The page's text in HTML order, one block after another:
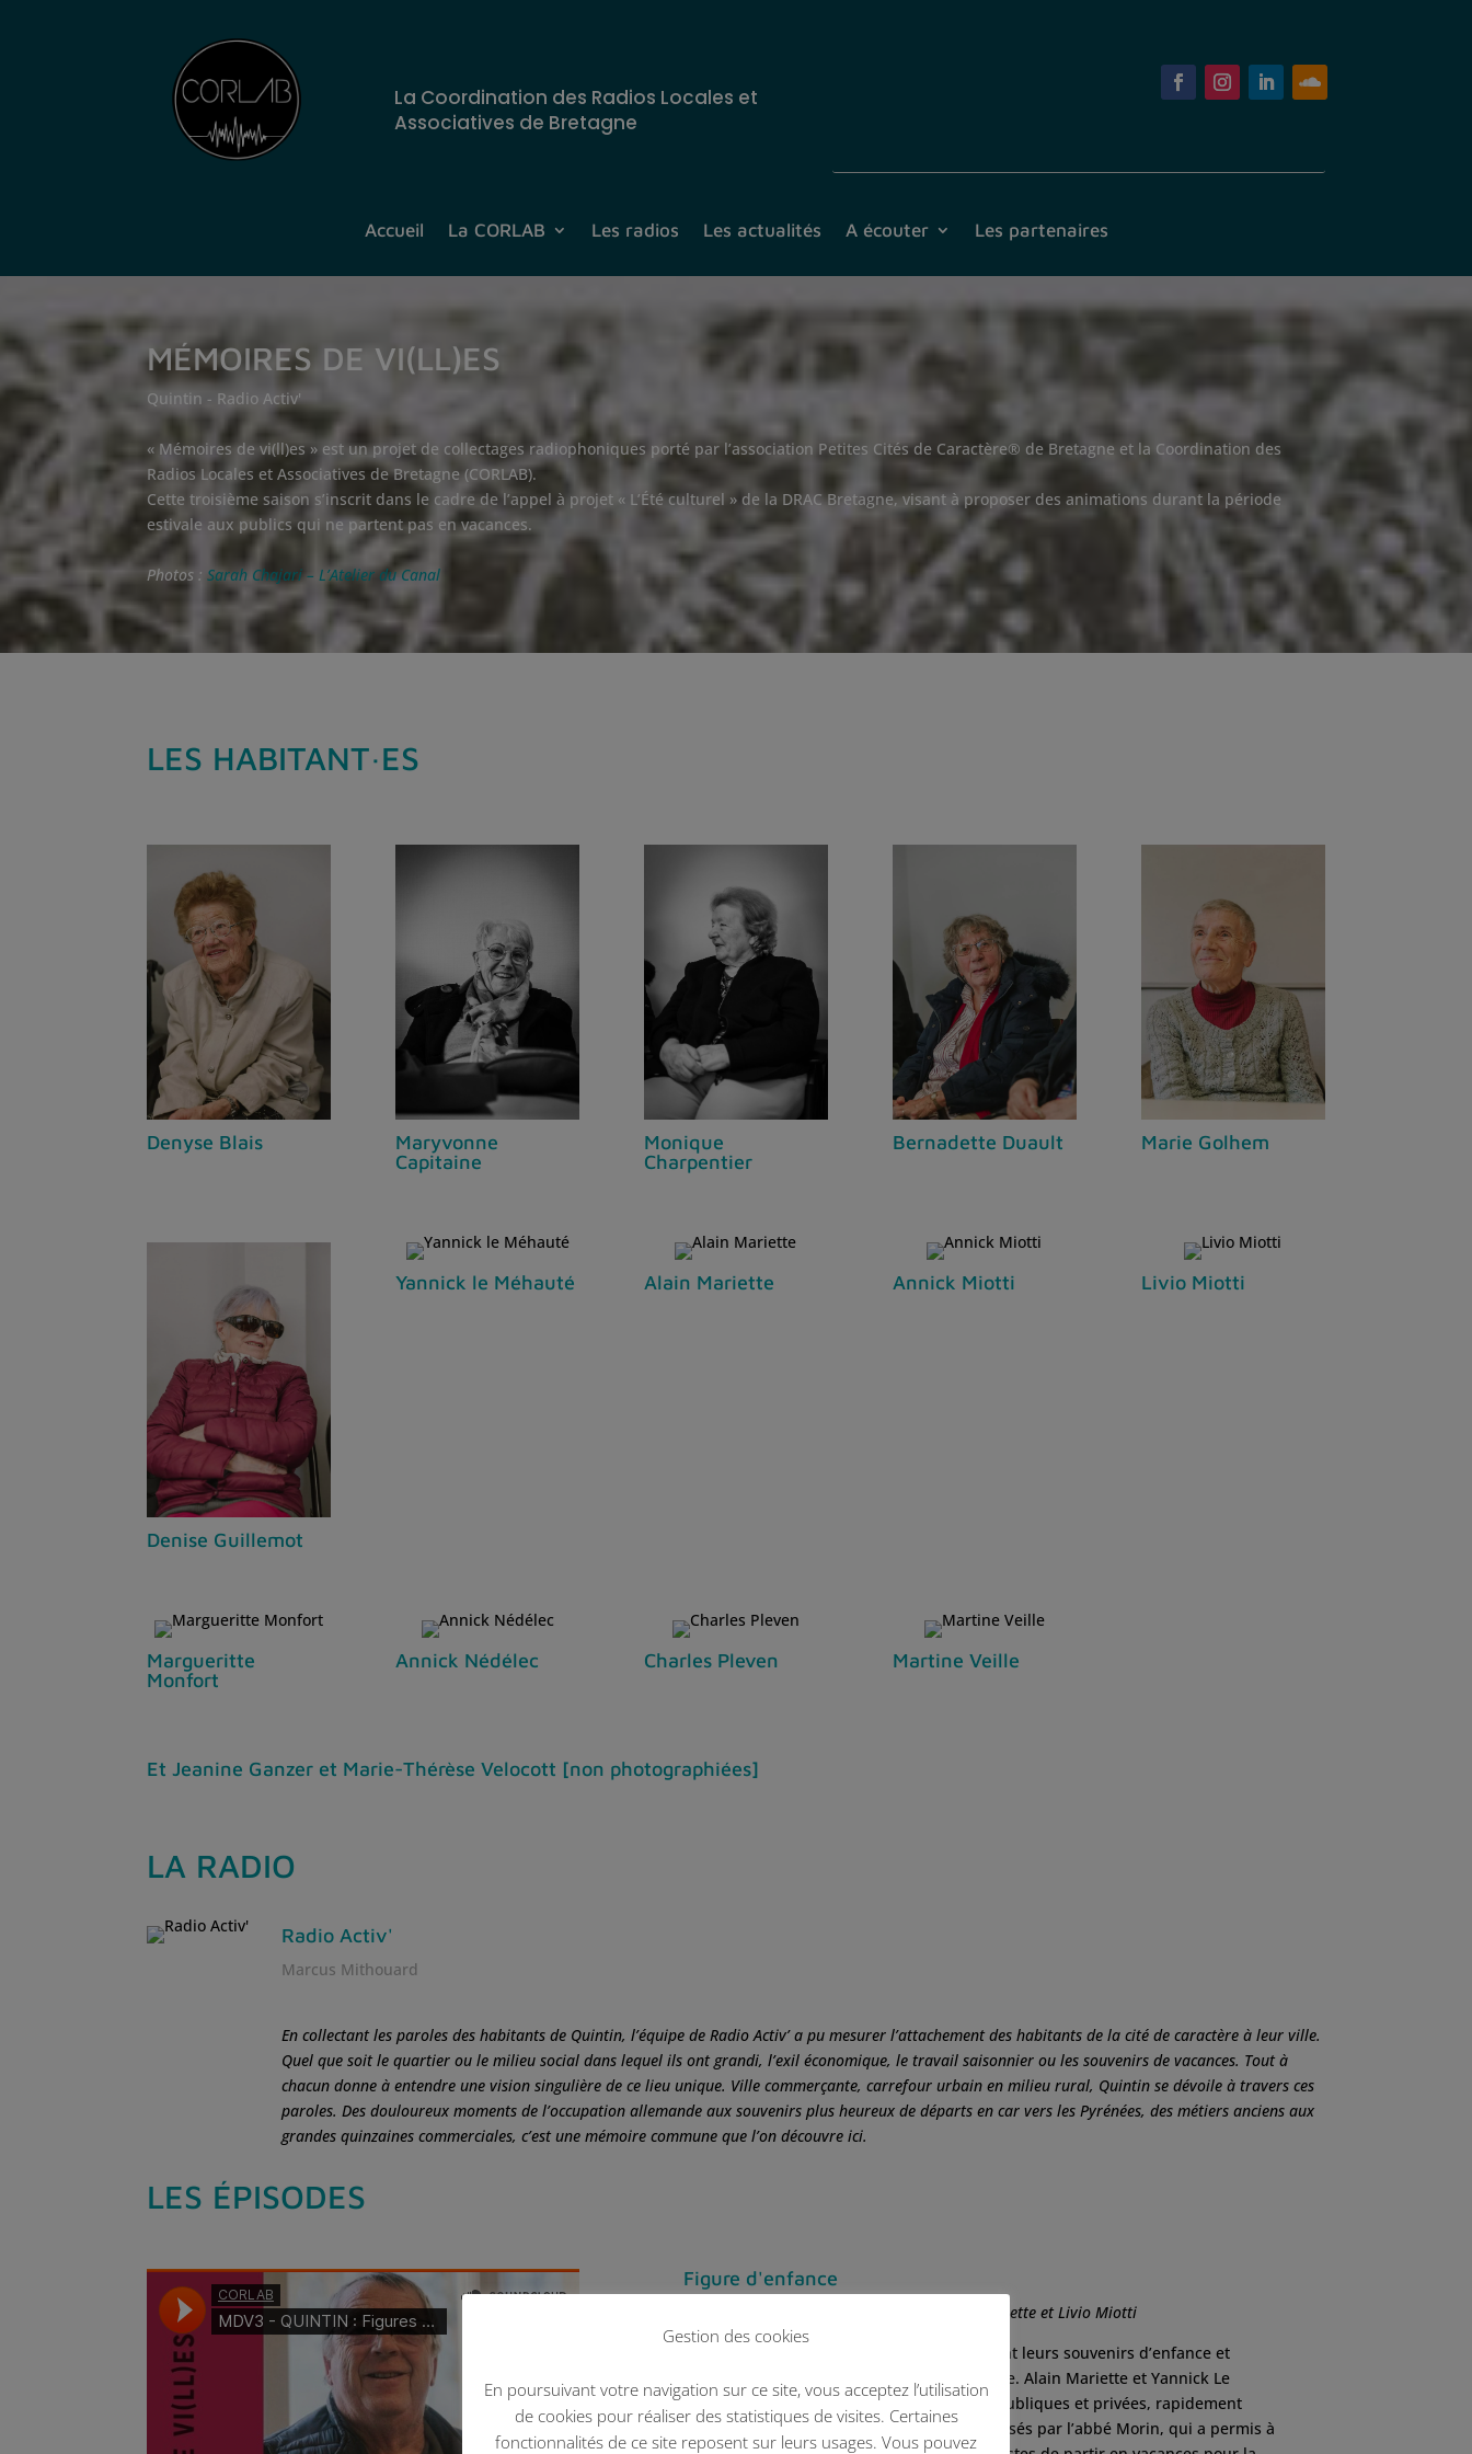
La Coordination des Radios Locales et
Associatives de Bretagne
Accueil La CORLAB Les radios Les actualités A écouter Les partenaires
MÉMOIRES DE VI(LL)ES
Quintin - Radio Activ'
« Mémoires de vi(ll)es » est un projet de collectages radiophoniques porté par l’association Petites Cités de Caractère® de Bretagne et la Coordination des
Radios Locales et Associatives de Bretagne (CORLAB).
Cette troisième saison s’inscrit dans le cadre de l’appel à projet « L’Été culturel » de la DRAC Bretagne, visant à proposer des animations durant la période
estivale aux publics qui ne partent pas en vacances.
Photos :Sarah Chajari – L’Atelier du Canal
LES HABITANT·ES
Denyse Blais
Maryvonne
Capitaine
Monique
Charpentier
Bernadette Duault Marie Golhem
Denise Guillemot
Yannick le Méhauté Alain Mariette Annick Miotti Livio Miotti
Margueritte
Monfort
Annick Nédélec Charles Pleven Martine Veille
Et Jeanine Ganzer et Marie-Thérèse Velocott [non photographiées]
LA RADIO
Radio Activ'
Marcus Mithouard
En collectant les paroles des habitants de Quintin, l’équipe de Radio Activ’ a pu mesurer l’attachement des habitants de la cité de caractère à leur ville.
Quel que soit le quartier ou le milieu social dans lequel ils ont grandi, l’exil économique, le travail saisonnier ou les souvenirs de vacances. Tout à
chacun donne àentendre une vision singulière de ce lieu unique. Ville commerçante, carrefour urbain en milieu rural, Quintin se dévoile à travers ces
paroles. Des douloureuxmoments de l’occupation allemande aux souvenirs plus heureux de départs en car vers les Pyrénées, des métiers anciens aux
grandes quinzaines commerciales, c’est une mémoire commune que l’on découvre ici.
LES ÉPISODES
Figure d'enfance
: Yannick Le Méhauté, Alain Mariette et Livio Miotti
Dans cet épisode, les trois hommes évoquent leurs souvenirs d’enfance et
l’impact des figures masculines dans leur vie. Alain Mariette et Yannick Le
Méhauté racontent la rivalité entre écoles publiques et privées, rapidement
dépassée grâce aux rassemblements organisés par l’abbé Morin, qui a permis à
Gestion des cookies
En poursuivant votre navigation sur ce site, vous acceptez l’utilisation
de cookies pour réaliser des statistiques de visites. Certaines
fonctionnalités de ce site reposent sur leurs usages. Vous pouvez